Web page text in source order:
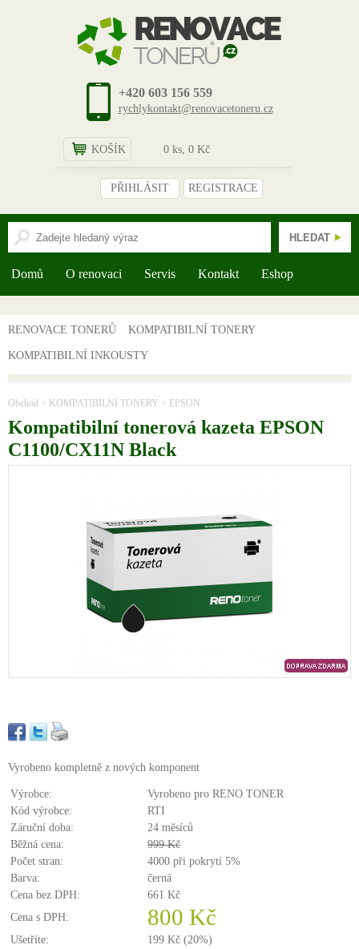
+420 603 156 559
rychlykontakt@renovacetoneru.cz
KOŠÍK 0 ks, 0 Kč
PŘIHLÁSIT REGISTRACE
Domů O renovaci Servis Kontakt Eshop
RENOVACE TONERŮ
KOMPATIBILNÍ TONERY
KOMPATIBILNÍ INKOUSTY
Obchod > KOMPATIBILNÍ TONERY > EPSON
Kompatibilní tonerová kazeta EPSON
C1100/CX11N Black
Vyrobeno kompletně z nových komponent
Výrobce:
Vyrobeno pro RENO TONER
Kód výrobce:
RTI
Záruční doba:
24 měsíců
Běžná cena:
999 Kč
Počet stran:
4000 při pokrytí 5%
Barva:
černá
Cena bez DPH:
661 Kč
Cena s DPH:
800 Kč
Ušetříte:
199 Kč (20%)